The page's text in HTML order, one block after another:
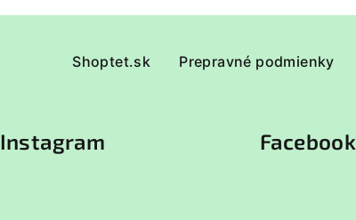
Shoptet.sk Prepravné podmienky
Instagram Facebook